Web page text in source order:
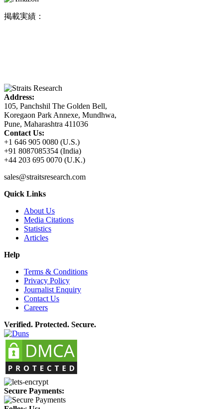
掲載実績：
Address:
105, Panchshil The Golden Bell,
Koregaon Park Annexe, Mundhwa,
Pune, Maharashtra 411036
Contact Us:
+1 646 905 0080 (U.S.)
+91 8087085354 (India)
+44 203 695 0070 (U.K.)
sales@straitsresearch.com
Quick Links
About Us
Media Citations
Statistics
Articles
Help
Terms & Conditions
Privacy Policy
Journalist Enquiry
Contact Us
Careers
Verified. Protected. Secure.
Secure Payments: